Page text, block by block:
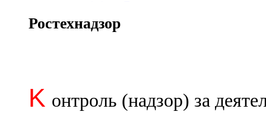
Ростехнадзор
K онтроль (надзор) за